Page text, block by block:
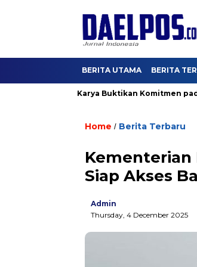
BERITA UTAMA BERITA
Hutama Karya Buktikan Komitmen pada TJSL
Home / Berita Terbaru
Kementerian
Siap Akses
Admin
Thursday, 4 December 2025